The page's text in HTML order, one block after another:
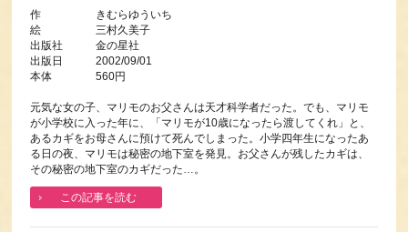
作 きむらゆういち
絵 三村久美子
出版社 金の星社
出版日 2002/09/01
本体 560円
元気な女の子、マリモのお父さんは天才科学者だった。でも、マリモ
が小学校に入った年に、「マリモが10歳になったら渡してくれ」と、
あるカギをお母さんに預けて死んでしまった。小学四年生になったあ
る日の夜、マリモは秘密の地下室を発見。お父さんが残したカギは、
その秘密の地下室のカギだった…。
この記事を読む